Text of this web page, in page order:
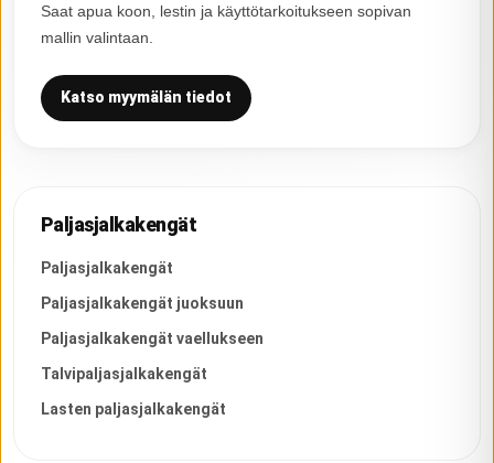
Saat apua koon, lestin ja käyttötarkoitukseen sopivan
mallin valintaan.
Katso myymälän tiedot
Paljasjalkakengät
Paljasjalkakengät
Paljasjalkakengät juoksuun
Paljasjalkakengät vaellukseen
Talvipaljasjalkakengät
Lasten paljasjalkakengät